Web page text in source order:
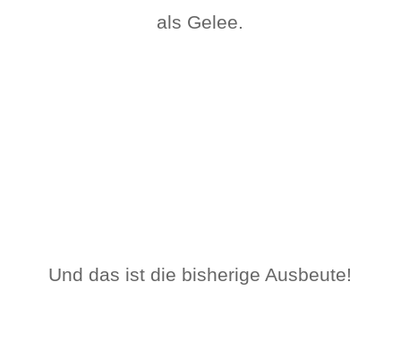
als Gelee.
Und das ist die bisherige Ausbeute!